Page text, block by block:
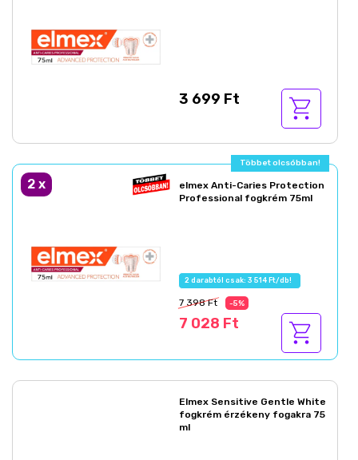
3 699 Ft
Többet olcsóbban!
2 x
elmex Anti-Caries Protection
Professional fogkrém 75ml
2 darabtól csak: 3 514 Ft/db!
7 398 Ft -5%
7 028 Ft
Elmex Sensitive Gentle White
fogkrém érzékeny fogakra 75
ml